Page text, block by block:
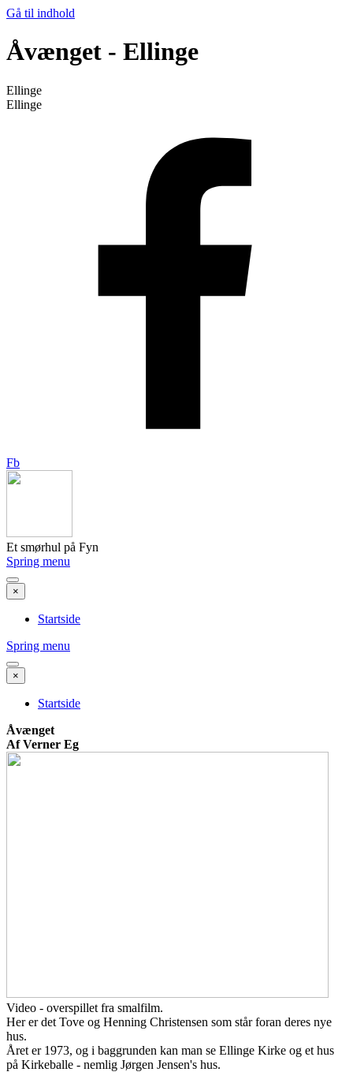
Gå til indhold
Åvænget - Ellinge
Ellinge
Ellinge
Fb
Et smørhul på Fyn
Spring menu
×
Startside
Spring menu
×
Startside
Åvænget
Af Verner Eg
Video - overspillet fra smalfilm.
Her er det Tove og Henning Christensen som står foran deres nye
hus.
Året er 1973, og i baggrunden kan man se Ellinge Kirke og et hus
på Kirkeballe - nemlig Jørgen Jensen's hus.